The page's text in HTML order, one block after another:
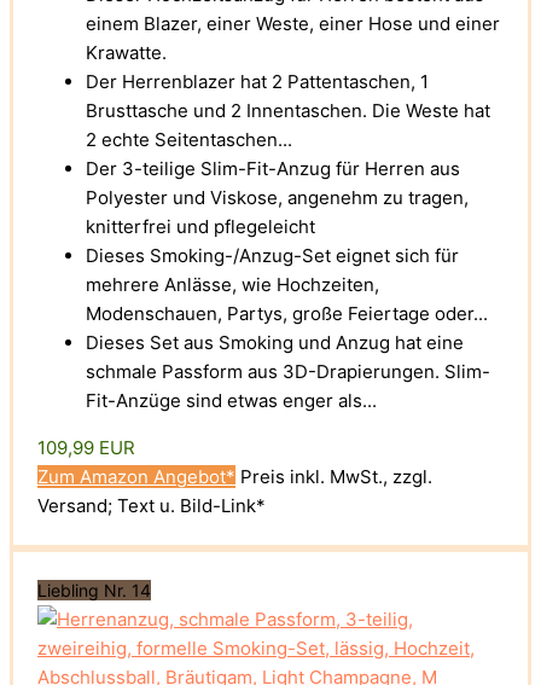
einem Blazer, einer Weste, einer Hose und einer
Krawatte.
Der Herrenblazer hat 2 Pattentaschen, 1
Brusttasche und 2 Innentaschen. Die Weste hat
2 echte Seitentaschen...
Der 3-teilige Slim-Fit-Anzug für Herren aus
Polyester und Viskose, angenehm zu tragen,
knitterfrei und pflegeleicht
Dieses Smoking-/Anzug-Set eignet sich für
mehrere Anlässe, wie Hochzeiten,
Modenschauen, Partys, große Feiertage oder...
Dieses Set aus Smoking und Anzug hat eine
schmale Passform aus 3D-Drapierungen. Slim-
Fit-Anzüge sind etwas enger als...
109,99 EUR
Zum Amazon Angebot* Preis inkl. MwSt., zzgl.
Versand; Text u. Bild-Link*
Liebling Nr. 14